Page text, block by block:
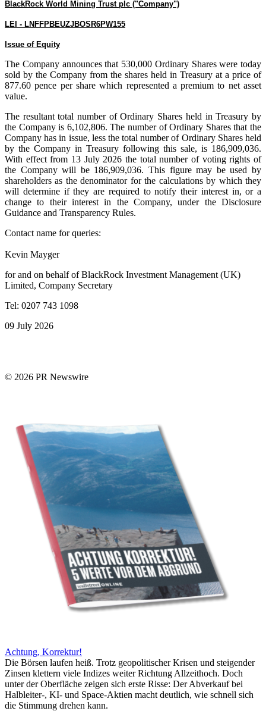
BlackRock World Mining Trust plc ("Company")
LEI - LNFFPBEUZJBOSR6PW155
Issue of Equity
The Company announces that 530,000 Ordinary Shares were today
sold by the Company from the shares held in Treasury at a price of
877.60 pence per share which represented a premium to net asset
value.
The resultant total number of Ordinary Shares held in Treasury by
the Company is 6,102,806. The number of Ordinary Shares that the
Company has in issue, less the total number of Ordinary Shares held
by the Company in Treasury following this sale, is 186,909,036.
With effect from 13 July 2026 the total number of voting rights of
the Company will be 186,909,036. This figure may be used by
shareholders as the denominator for the calculations by which they
will determine if they are required to notify their interest in, or a
change to their interest in the Company, under the Disclosure
Guidance and Transparency Rules.
Contact name for queries:
Kevin Mayger
for and on behalf of BlackRock Investment Management (UK)
Limited, Company Secretary
Tel: 0207 743 1098
09 July 2026
© 2026 PR Newswire
Achtung, Korrektur!
Die Börsen laufen heiß. Trotz geopolitischer Krisen und steigender
Zinsen klettern viele Indizes weiter Richtung Allzeithoch. Doch
unter der Oberfläche zeigen sich erste Risse: Der Abverkauf bei
Halbleiter-, KI- und Space-Aktien macht deutlich, wie schnell sich
die Stimmung drehen kann.